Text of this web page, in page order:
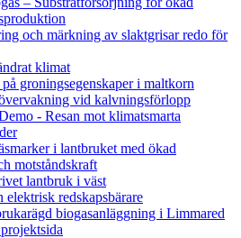
och märkning av slaktgrisar redo för
klimat
groningsegenskaper i maltkorn
vid kalvningsförlopp
- Resan mot klimatsmarta
i lantbruket med ökad
motståndskraft
lantbruk i väst
redskapsbärare
biogasanläggning i Limmared